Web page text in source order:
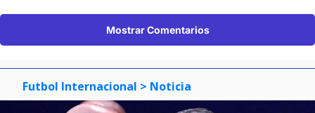
Mostrar Comentarios
Futbol Internacional > Noticia